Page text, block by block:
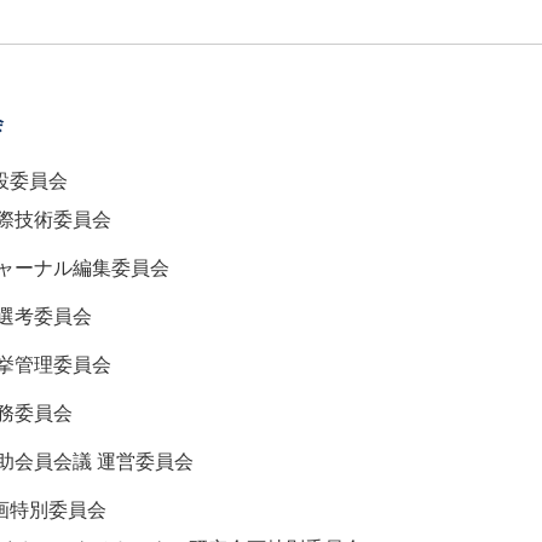
委員会
技術委員会
ーナル編集委員会
考委員会
管理委員会
委員会
会員会議 運営委員会
特別委員会